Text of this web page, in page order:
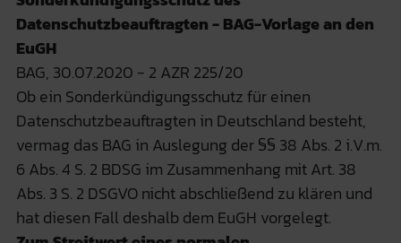
Datenschutzbeauftragten - BAG-Vorlage an den
EuGH
BAG, 30.07.2020 - 2 AZR 225/20
Ob ein Sonderkündigungsschutz für einen
Datenschutzbeauftragten in Deutschland besteht,
vermag das BAG in Auslegung der §§ 38 Abs. 2 i.V.m.
6 Abs. 4 S. 2 BDSG im Zusammenhang mit Art. 38
Abs. 3 S. 2 DSGVO nicht abschließend zu klären und
hat diesen Fall deshalb dem EuGH vorgelegt.